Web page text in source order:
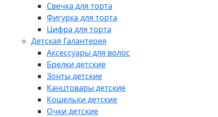
Свечка для торта
Фигурка для торта
Цифра для торта
Детская Галантерея
Аксессуары для волос
Брелки детские
Зонты детские
Канцтовары детские
Кошельки детские
Очки детские